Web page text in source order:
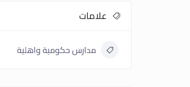
علامات
مدارس حكومية واهلية